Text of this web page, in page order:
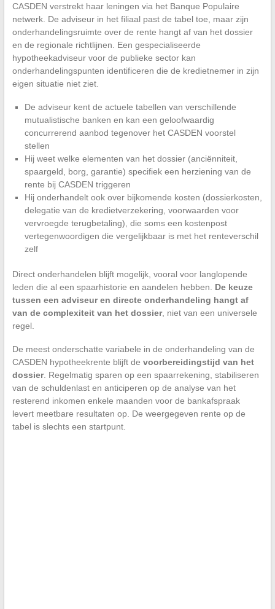
CASDEN verstrekt haar leningen via het Banque Populaire
netwerk. De adviseur in het filiaal past de tabel toe, maar zijn
onderhandelingsruimte over de rente hangt af van het dossier
en de regionale richtlijnen. Een gespecialiseerde
hypotheekadviseur voor de publieke sector kan
onderhandelingspunten identificeren die de kredietnemer in zijn
eigen situatie niet ziet.
De adviseur kent de actuele tabellen van verschillende
mutualistische banken en kan een geloofwaardig
concurrerend aanbod tegenover het CASDEN voorstel
stellen
Hij weet welke elementen van het dossier (anciënniteit,
spaargeld, borg, garantie) specifiek een herziening van de
rente bij CASDEN triggeren
Hij onderhandelt ook over bijkomende kosten (dossierkosten,
delegatie van de kredietverzekering, voorwaarden voor
vervroegde terugbetaling), die soms een kostenpost
vertegenwoordigen die vergelijkbaar is met het renteverschil
zelf
Direct onderhandelen blijft mogelijk, vooral voor langlopende
leden die al een spaarhistorie en aandelen hebben. De keuze
tussen een adviseur en directe onderhandeling hangt af
van de complexiteit van het dossier, niet van een universele
regel.
De meest onderschatte variabele in de onderhandeling van de
CASDEN hypotheekrente blijft de voorbereidingstijd van het
dossier. Regelmatig sparen op een spaarrekening, stabiliseren
van de schuldenlast en anticiperen op de analyse van het
resterend inkomen enkele maanden voor de bankafspraak
levert meetbare resultaten op. De weergegeven rente op de
tabel is slechts een startpunt.